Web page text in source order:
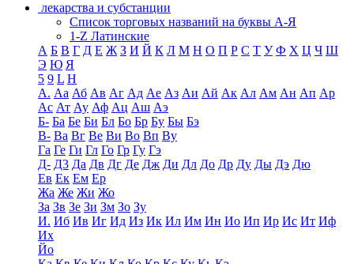
лекарства и субстанции
Список торговых названий на буквы А-Я
1-Z Латинские
А Б В Г Д Е Ж З И Й К Л М Н О П Р С Т У Ф Х Ц Ч Ш
Э Ю Я
5 9 L H
А. Аа Аб Ав Аг Ад Ае Аз Аи Ай Ак Ал Ам Ан Ап Ар
Ас Ат Ау Аф Ац Аш Аэ
Б- Ба Бе Би Бл Бо Бр Бу Бы Бэ
В- Ва Вг Ве Ви Во Вп Ву
Га Ге Ги Гл Го Гр Гу Гэ
Д- Д3 Да Дв Дг Де Дж Ди Дл До Др Ду Ды Дэ Дю
Ев Ек Ем Ер
Жа Же Жи Жо
За Зв Зе Зи Зм Зо Зу
И. Иб Ив Иг Ид Из Ик Ил Им Ин Ио Ип Ир Ис Ит Иф
Их
Йо